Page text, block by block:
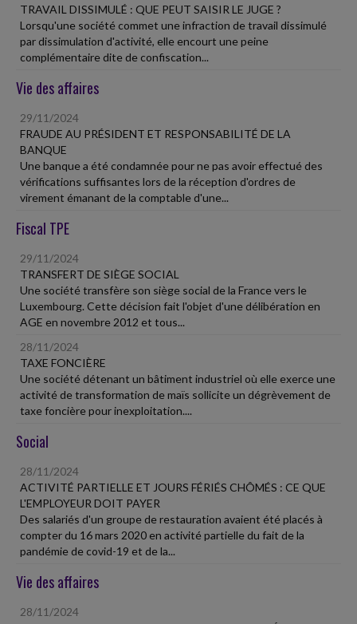
TRAVAIL DISSIMULÉ : QUE PEUT SAISIR LE JUGE ?
Lorsqu'une société commet une infraction de travail dissimulé
par dissimulation d'activité, elle encourt une peine
complémentaire dite de confiscation...
Vie des affaires
29/11/2024
FRAUDE AU PRÉSIDENT ET RESPONSABILITÉ DE LA
BANQUE
Une banque a été condamnée pour ne pas avoir effectué des
vérifications suffisantes lors de la réception d'ordres de
virement émanant de la comptable d'une...
Fiscal TPE
29/11/2024
TRANSFERT DE SIÈGE SOCIAL
Une société transfère son siège social de la France vers le
Luxembourg. Cette décision fait l'objet d'une délibération en
AGE en novembre 2012 et tous...
28/11/2024
TAXE FONCIÈRE
Une société détenant un bâtiment industriel où elle exerce une
activité de transformation de maïs sollicite un dégrèvement de
taxe foncière pour inexploitation....
Social
28/11/2024
ACTIVITÉ PARTIELLE ET JOURS FÉRIÉS CHÔMÉS : CE QUE
L'EMPLOYEUR DOIT PAYER
Des salariés d'un groupe de restauration avaient été placés à
compter du 16 mars 2020 en activité partielle du fait de la
pandémie de covid-19 et de la...
Vie des affaires
28/11/2024